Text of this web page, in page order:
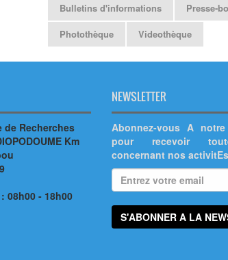
Bulletins d'informations
Presse-
Photothèque
Videothèque
de Recherches
Km
08h00 - 18h00
NEWSLETTER
Abonnez-vous A
pour recevoir
concernant nos